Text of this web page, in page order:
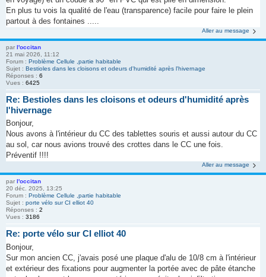
En plus tu vois la qualité de l'eau (transparence) facile pour faire le plein
partout à des fontaines .....
Aller au message
par l'occitan
21 mai 2026, 11:12
Forum : Problème Cellule ,partie habitable
Sujet : Bestioles dans les cloisons et odeurs d'humidité après l'hivernage
Réponses : 6
Vues : 6425
Re: Bestioles dans les cloisons et odeurs d'humidité après
l'hivernage
Bonjour,
Nous avons à l'intérieur du CC des tablettes souris et aussi autour du CC
au sol, car nous avions trouvé des crottes dans le CC une fois.
Préventif !!!!
Aller au message
par l'occitan
20 déc. 2025, 13:25
Forum : Problème Cellule ,partie habitable
Sujet : porte vélo sur CI elliot 40
Réponses : 2
Vues : 3186
Re: porte vélo sur CI elliot 40
Bonjour,
Sur mon ancien CC, j'avais posé une plaque d'alu de 10/8 cm à l'intérieur
et extérieur des fixations pour augmenter la portée avec de pâte étanche